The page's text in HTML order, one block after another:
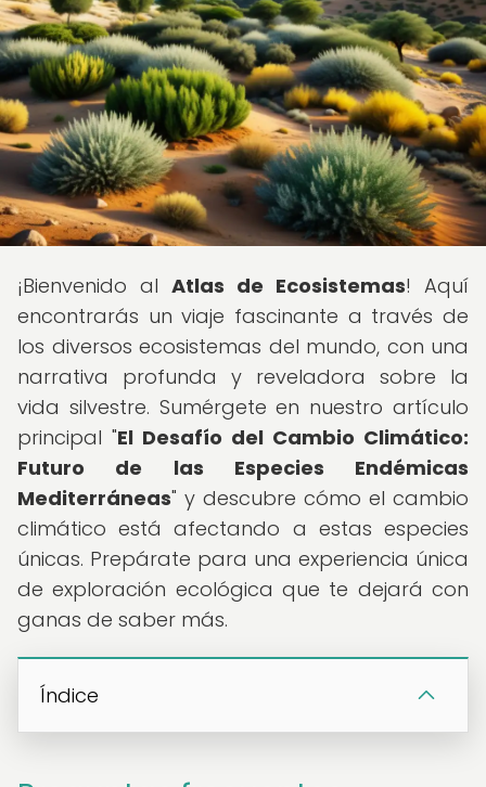
¡Bienvenido al Atlas de Ecosistemas! Aquí
encontrarás un viaje fascinante a través de
los diversos ecosistemas del mundo, con una
narrativa profunda y reveladora sobre la
vida silvestre. Sumérgete en nuestro artículo
principal "El Desafío del Cambio Climático:
Futuro de las Especies Endémicas
Mediterráneas" y descubre cómo el cambio
climático está afectando a estas especies
únicas. Prepárate para una experiencia única
de exploración ecológica que te dejará con
ganas de saber más.
Índice